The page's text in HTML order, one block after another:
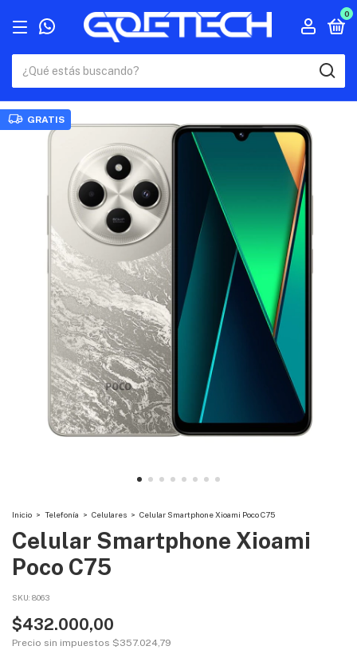
0
GRATIS
Inicio > Telefonía > Celulares > Celular Smartphone Xioami Poco C75
Celular Smartphone Xioami
Poco C75
SKU: 8063
$432.000,00
Precio sin impuestos $357.024,79